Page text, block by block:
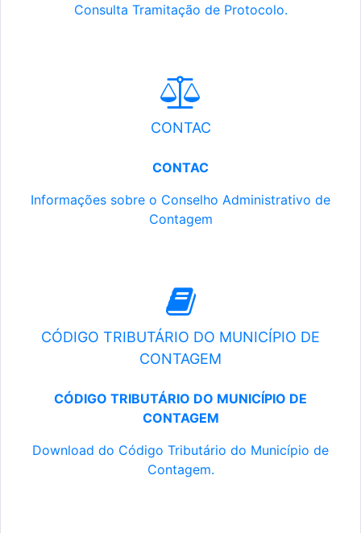
Consulta Tramitação de Protocolo.
CONTAC
CONTAC
Informações sobre o Conselho Administrativo de
Contagem
CÓDIGO TRIBUTÁRIO DO MUNICÍPIO DE
CONTAGEM
CÓDIGO TRIBUTÁRIO DO MUNICÍPIO DE
CONTAGEM
Download do Código Tributário do Município de
Contagem.